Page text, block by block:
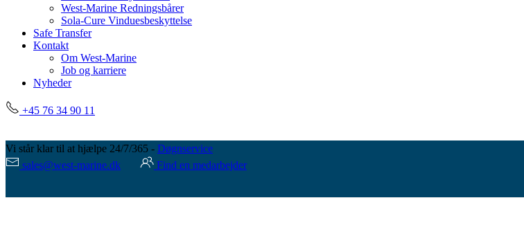
West-Marine Redningsbårer
Sola-Cure Vinduesbeskyttelse
Safe Transfer
Kontakt
Om West-Marine
Job og karriere
Nyheder
+45 76 34 90 11
Vi står klar til at hjælpe 24/7/365 - Døgnservice
sales@west-marine.dk
Find en medarbejder